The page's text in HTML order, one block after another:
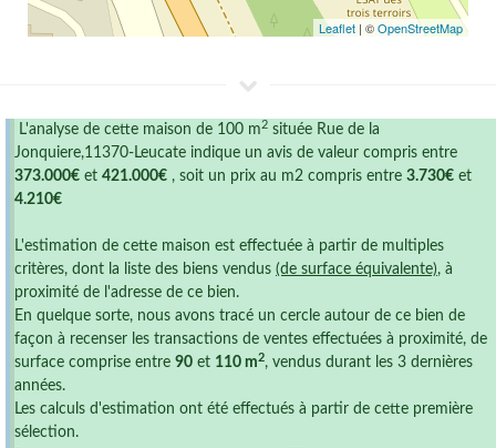
Leaflet | ©OpenStreetMap
L'analyse de cette maison de 100 m 2 située Rue de la
Jonquiere,11370-Leucate indique un avis de valeur compris entre
373.000€ et 421.000€ , soit un prix au m2 compris entre 3.730€ et
4.210€
L'estimation de cette maison est effectuée à partir de multiples
critères, dont la liste des biens vendus (de surface équivalente), à
proximité de l'adresse de ce bien.
En quelque sorte, nous avons tracé un cercle autour de ce bien de
façon à recenser les transactions de ventes effectuées à proximité, de
surface comprise entre 90 et 110 m2, vendus durant les 3 dernières
années.
Les calculs d'estimation ont été effectués à partir de cette première
sélection.